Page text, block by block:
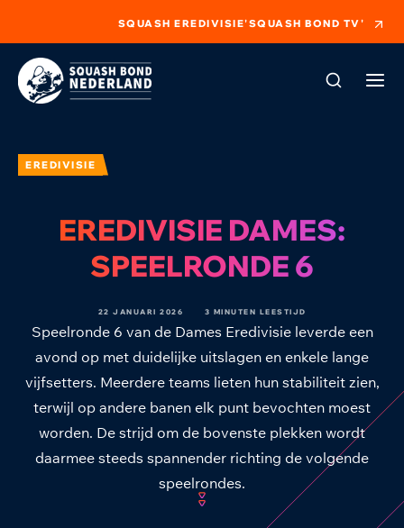
SQUASH EREDIVISIE'SQUASH BOND TV'
EREDIVISIE
EREDIVISIE DAMES:
SPEELRONDE 6
22 JANUARI 2026 3 MINUTEN LEESTIJD
Speelronde 6 van de Dames Eredivisie leverde een
avond op met duidelijke uitslagen en enkele lange
vijfsetters. Meerdere teams lieten hun stabiliteit zien,
terwijl op andere banen elk punt bevochten moest
worden. De strijd om de bovenste plekken wordt
daarmee steeds spannender richting de volgende
speelrondes.